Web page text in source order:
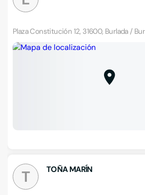
Plaza Constitución 12, 31600, Burlada /
T TOÑA MARÍN